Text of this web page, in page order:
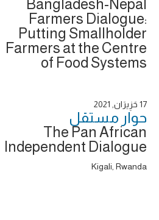
Bangladesh-Nepal
Farmers Dialogue:
Putting Smallholder
Farmers at the Centre
of Food Systems
17 حَزِيرَان, 2021
حوار ‎مستقل
The Pan African
Independent Dialogue
Kigali, Rwanda